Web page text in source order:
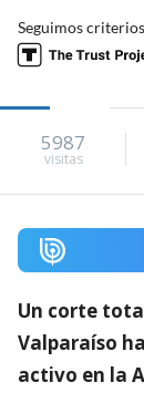
Seguimos
5987
visitas
Un corte
Valparaíso
activo en la